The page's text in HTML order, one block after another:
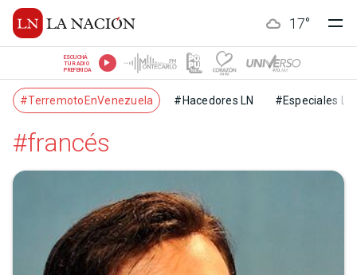
17°
ESCUCHÁ
TU RADIO
PREFERIDA
#TerremotoEnVenezuela #Hacedores LN #Especiales LN
#francés